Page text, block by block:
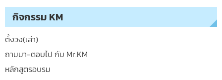
กิจกรรม KM
ตั้งวง(เล่า)
ถามมา-ตอบไป กับ Mr.KM
หลักสูตรอบรม